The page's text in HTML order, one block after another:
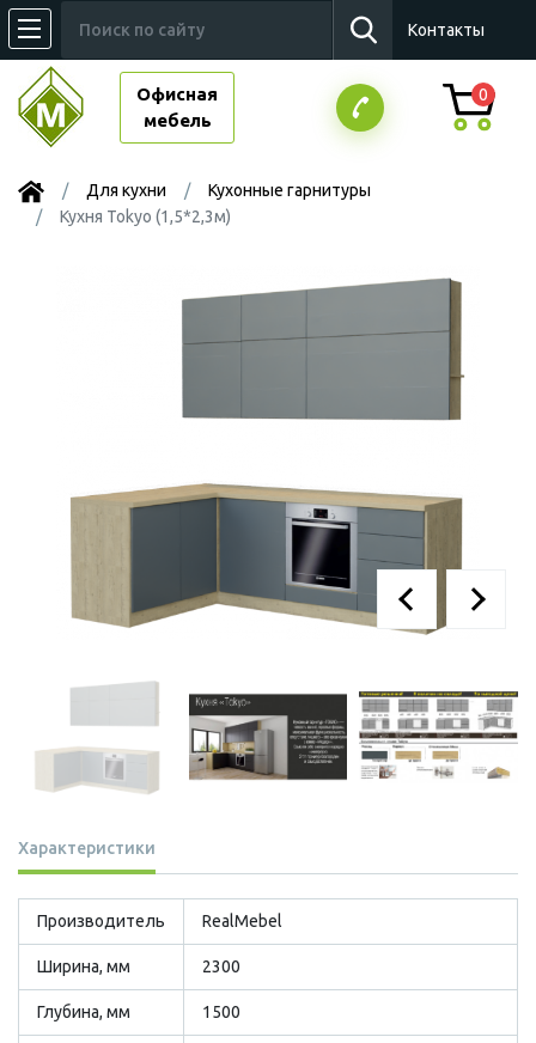
Контакты
Офисная
мебель
0
Для кухни
Кухонные гарнитуры
Кухня Tokyo (1,5*2,3м)
Характеристики
Производитель RealMebel
Ширина, мм 2300
Глубина, мм 1500